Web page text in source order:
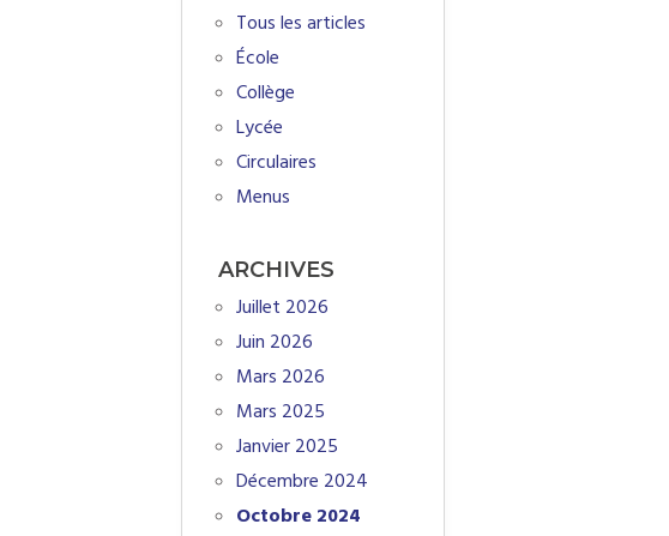
Tous les articles
École
Collège
Lycée
Circulaires
Menus
ARCHIVES
Juillet 2026
Juin 2026
Mars 2026
Mars 2025
Janvier 2025
Décembre 2024
Octobre 2024